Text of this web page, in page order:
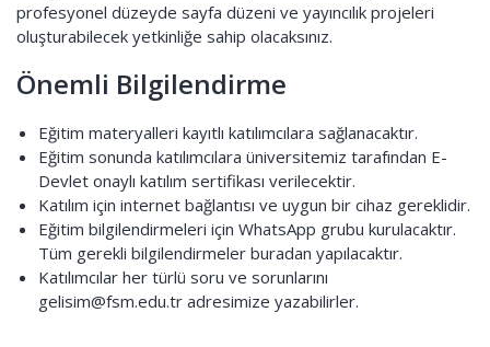
profesyonel düzeyde sayfa düzeni ve yayıncılık projeleri
oluşturabilecek yetkinliğe sahip olacaksınız.
Önemli Bilgilendirme
Eğitim materyalleri kayıtlı katılımcılara sağlanacaktır.
Eğitim sonunda katılımcılara üniversitemiz tarafından E-
Devlet onaylı katılım sertifikası verilecektir.
Katılım için internet bağlantısı ve uygun bir cihaz gereklidir.
Eğitim bilgilendirmeleri için WhatsApp grubu kurulacaktır.
Tüm gerekli bilgilendirmeler buradan yapılacaktır.
Katılımcılar her türlü soru ve sorunlarını
gelisim@fsm.edu.tr adresimize yazabilirler.